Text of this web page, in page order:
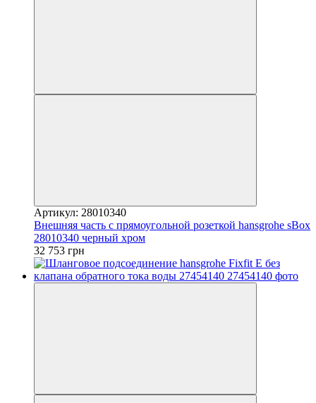
Артикул: 28010340
Внешняя часть с прямоугольной розеткой hansgrohe sBox
28010340 черный хром
32 753 грн